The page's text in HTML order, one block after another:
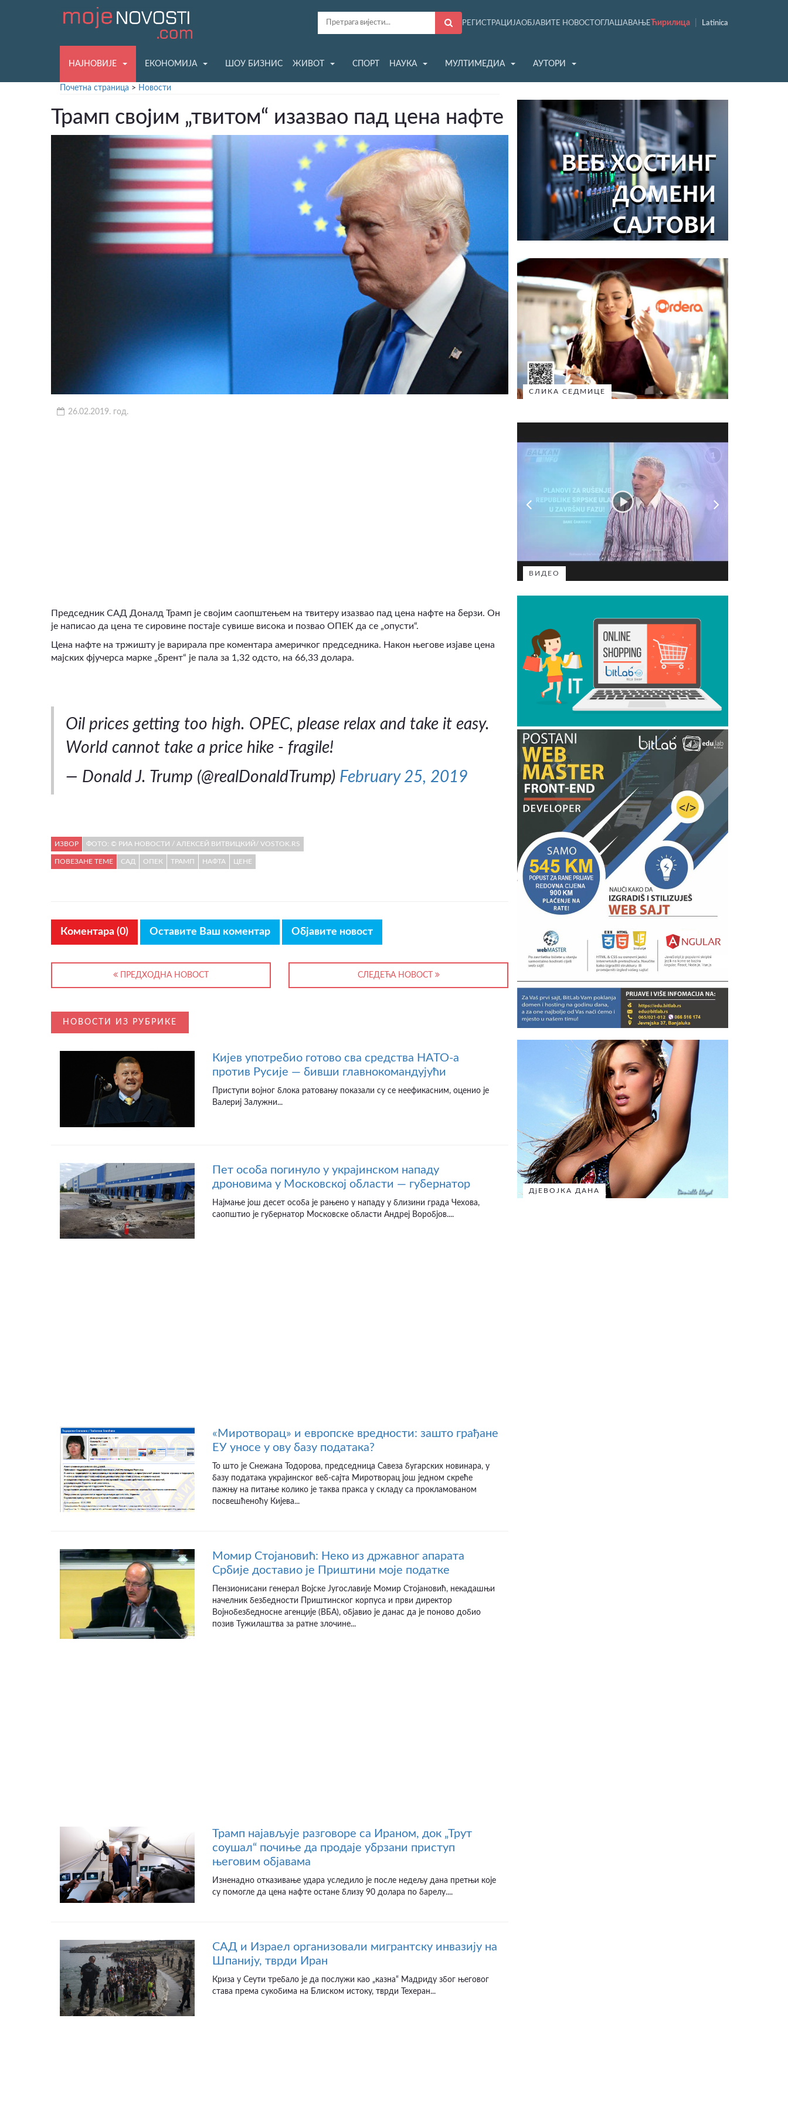
РЕГИСТРАЦИЈАОБЈАВИТЕ НОВОСТ ОГЛАШАВАЊЕ Ћирилица Latinica
НАЈНОВИЈЕ ЕКОНОМИЈА ШОУ БИЗНИС ЖИВОТ СПОРТ НАУКА МУЛТИМЕДИА АУТОРИ
Почетна страница > Новости
Трамп својим „твитом“ изазвао пад цена нафте
26.02.2019. год.
Председник САД Доналд Трамп је својим саопштењем на твитеру изазвао пад цена нафте на берзи. Он
је написао да цена те сировине постаје сувише висока и позвао ОПЕК да се „опусти“.
Цена нафте на тржишту је варирала пре коментара америчког председника. Након његове изјаве цена
мајских фјучерса марке „брент“ је пала за 1,32 одсто, на 66,33 долара.
Oil prices getting too high. OPEC, please relax and take it easy.
World cannot take a price hike - fragile!
— Donald J. Trump (@realDonaldTrump) February 25, 2019
ИЗВОР ФОТО: © РИА НОВОСТИ / АЛЕКСЕЙ ВИТВИЦКИЙ/ VOSTOK.RS
ПОВЕЗАНЕ ТЕМЕ САД ОПЕК ТРАМП НАФТА ЦЕНЕ
Коментара (0) Оставите Ваш коментар Објавите новост
ПРЕДХОДНА НОВОСТ СЛЕДЕЋА НОВОСТ
НОВОСТИ ИЗ РУБРИКЕ
Кијев употребио готово сва средства НАТО-а
против Русије — бивши главнокомандујући
Приступи војног блока ратовању показали су се неефикасним, оценио је
Валериј Залужни...
Пет особа погинуло у украјинском нападу
дроновима у Московској области — губернатор
Најмање још десет особа је рањено у нападу у близини града Чехова,
саопштио је губернатор Московске области Андреј Воробјов....
«Миротворац» и европске вредности: зашто грађане
ЕУ уносе у ову базу података?
То што је Снежана Тодорова, председница Савеза бугарских новинара, у
базу података украјинског веб-сајта Миротворац још једном скреће
пажњу на питање колико је таква пракса у складу са прокламованом
посвешћеноћу Кијева...
Момир Стојановић: Неко из државног апарата
Србије доставио је Приштини моје податке
Пензионисани генерал Војске Југославије Момир Стојановић, некадашњи
начелник безбедности Приштинског корпуса и први директор
Војнобезбедносне агенције (ВБА), објавио је данас да је поново добио
позив Тужилаштва за ратне злочине...
Трамп најављује разговоре са Ираном, док „Трут
соушал“ почиње да продаје убрзани приступ
његовим објавама
Изненадно отказивање удара уследило је после недељу дана претњи које
су помогле да цена нафте остане близу 90 долара по барелу....
САД и Израел организовали мигрантску инвазију на
Шпанију, тврди Иран
Криза у Сеути требало је да послужи као „казна“ Мадриду због његовог
става према сукобима на Блиском истоку, тврди Техеран...
СЛИКА СЕДМИЦЕ
ВИДЕО
ДјЕВОЈКА ДАНА